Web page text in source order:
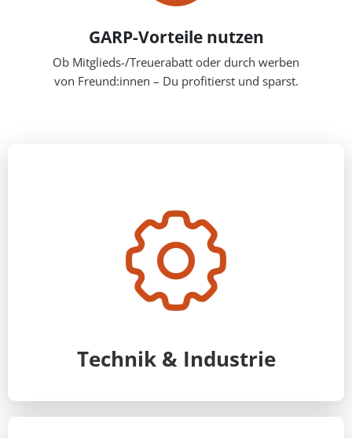
GARP-Vorteile nutzen
Ob Mitglieds-/Treuerabatt oder durch werben
von Freund:innen – Du profitierst und sparst.
Technik & Industrie